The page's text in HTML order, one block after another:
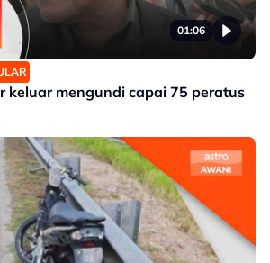
01:06
keluar mengundi capai 75 peratus